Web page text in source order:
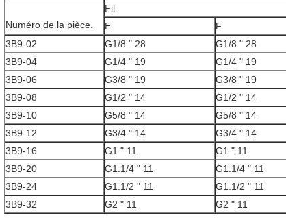
Numéro de la pièce.
Fil
E
F
3B9-02
G1/8 " 28 G1/8 " 28
3B9-04
G1/4 " 19 G1/4 " 19
3B9-06
G3/8 " 19 G3/8 " 19
3B9-08
G1/2 " 14 G1/2 " 14
3B9-10
G5/8 " 14 G5/8 " 14
3B9-12
G3/4 " 14 G3/4 " 14
3B9-16
G1 " 11 G1 " 11
3B9-20
G1.1/4 " 11 G1.1/4 " 11
3B9-24
G1.1/2 " 11 G1.1/2 " 11
3B9-32
G2 " 11 G2 " 11